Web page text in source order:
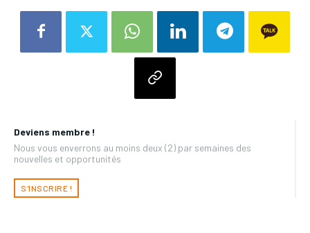
Deviens membre !
Nous vous enverrons au moins deux (2) par semaines des
nouvelles et opportunités
S'INSCRIRE !